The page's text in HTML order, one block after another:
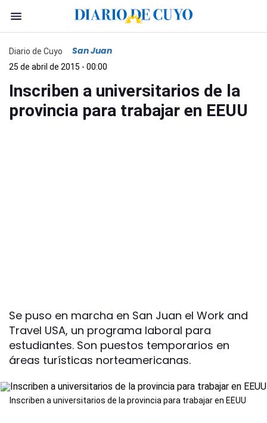
Diario de Cuyo San Juan
25 de abril de 2015 - 00:00
Inscriben a universitarios de la
provincia para trabajar en EEUU
Se puso en marcha en San Juan el Work and
Travel USA, un programa laboral para
estudiantes. Son puestos temporarios en
áreas turísticas norteamericanas.
Inscriben a universitarios de la provincia para trabajar en EEUU